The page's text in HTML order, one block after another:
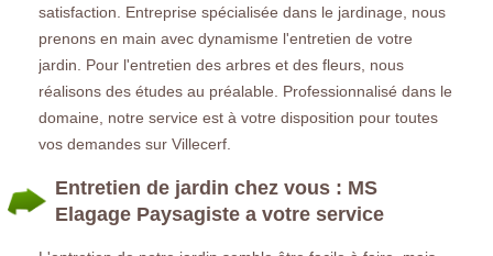
satisfaction. Entreprise spécialisée dans le jardinage, nous
prenons en main avec dynamisme l'entretien de votre
jardin. Pour l'entretien des arbres et des fleurs, nous
réalisons des études au préalable. Professionnalisé dans le
domaine, notre service est à votre disposition pour toutes
vos demandes sur Villecerf.
Entretien de jardin chez vous : MS
Elagage Paysagiste a votre service